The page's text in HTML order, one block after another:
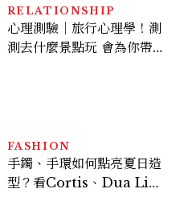
RELATIONSHIP
心理測驗｜旅行心理學！測
測去什麼景點玩 會為你帶來
FASHION
手鐲、手環如何點亮夏日造
型？看Cortis、Dua Lip